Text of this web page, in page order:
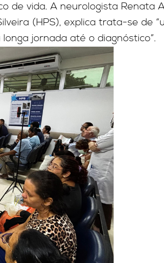
de vida. A neurologista Renata
(HPS), explica trata-se de
jornada até o diagnóstico”.